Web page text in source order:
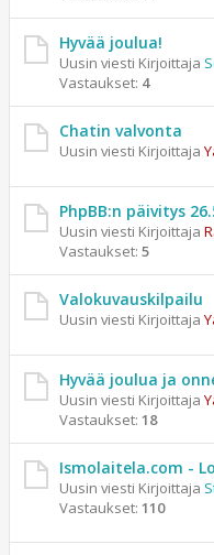
Hyvää joulua!
Uusin viesti Kirjoittaja
Vastaukset: 4
Chatin valvonta
Uusin viesti Kirjoittaja
PhpBB:n päivitys
Uusin viesti Kirjoittaja
Vastaukset: 5
Valokuvauskilpailu
Uusin viesti Kirjoittaja
Hyvää joulua ja
Uusin viesti Kirjoittaja
Vastaukset: 18
Ismolaitela.com -
Uusin viesti Kirjoittaja
Vastaukset: 110